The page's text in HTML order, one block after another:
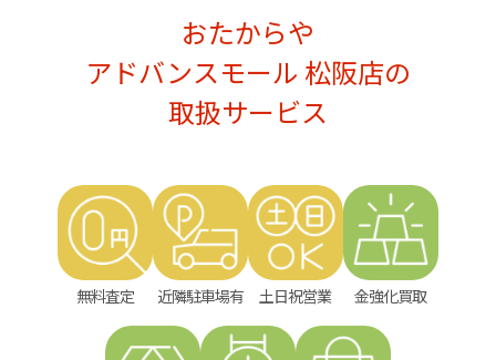
おたからや
アドバンスモール 松阪店の
取扱サービス
無料査定 近隣駐車場有 土日祝営業 金強化買取